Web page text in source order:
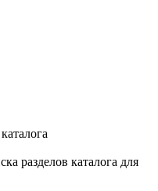
разделов каталога для